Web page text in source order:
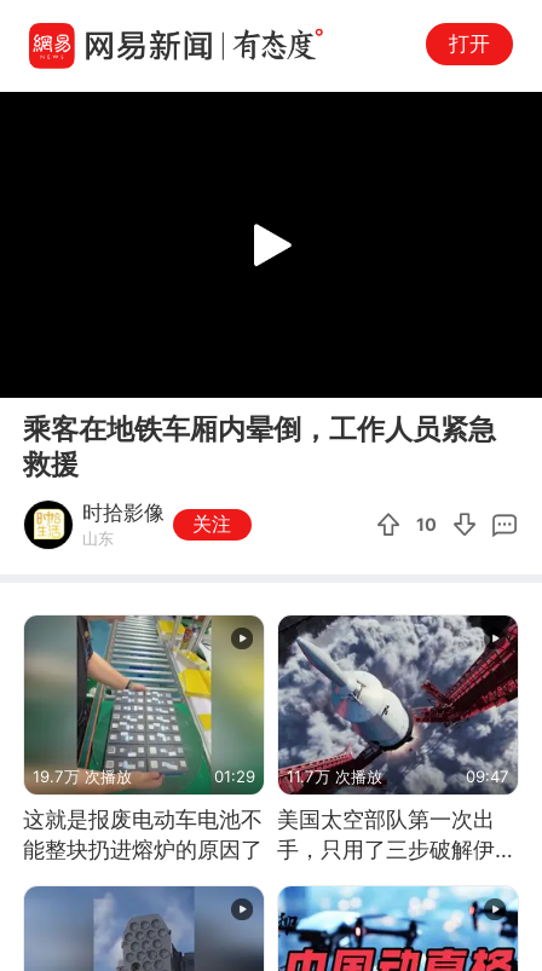
打开
Play
乘客在地铁车厢内晕倒，工作人员紧急
救援
时拾影像
山东
关注 10
19.7万 次播放 01:29
这就是报废电动车电池不
能整块扔进熔炉的原因了
11.7万 次播放 09:47
美国太空部队第一次出
手，只用了三步破解伊朗
防空